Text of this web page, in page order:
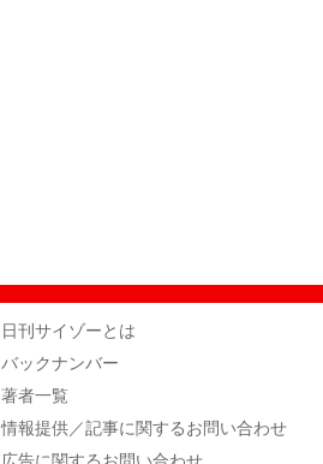
日刊サイゾーとは
バックナンバー
著者一覧
情報提供／記事に関するお問い合わせ